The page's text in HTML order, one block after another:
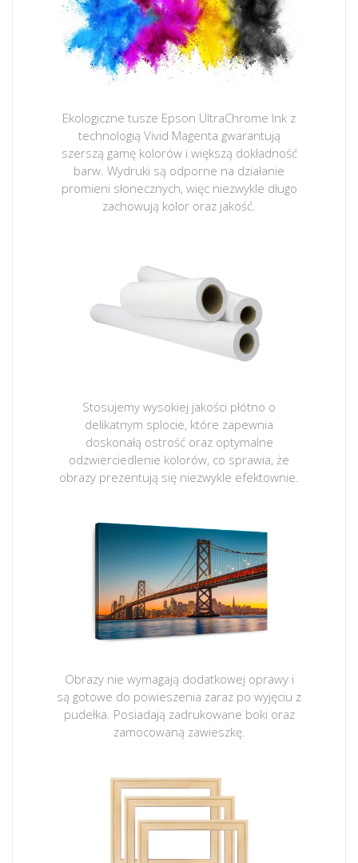
Ekologiczne tusze Epson UltraChrome Ink z
technologią Vivid Magenta gwarantują
szerszą gamę kolorów i większą dokładność
barw. Wydruki są odporne na działanie
promieni słonecznych, więc niezwykle długo
zachowują kolor oraz jakość.
Stosujemy wysokiej jakości płótno o
delikatnym splocie, które zapewnia
doskonałą ostrość oraz optymalne
odzwierciedlenie kolorów, co sprawia, że
obrazy prezentują się niezwykle efektownie.
Obrazy nie wymagają dodatkowej oprawy i
są gotowe do powieszenia zaraz po wyjęciu z
pudełka. Posiadają zadrukowane boki oraz
zamocowaną zawieszkę.